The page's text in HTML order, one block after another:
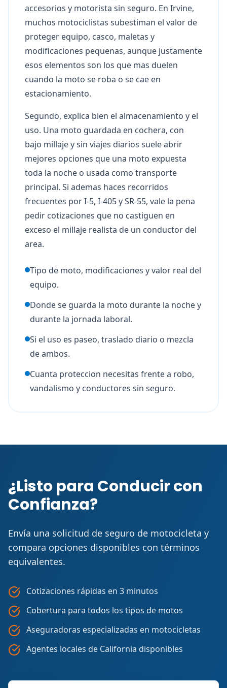
accesorios y motorista sin seguro. En Irvine,
muchos motociclistas subestiman el valor de
proteger equipo, casco, maletas y
modificaciones pequenas, aunque justamente
esos elementos son los que mas duelen
cuando la moto se roba o se cae en
estacionamiento.
Segundo, explica bien el almacenamiento y el
uso. Una moto guardada en cochera, con
bajo millaje y sin viajes diarios suele abrir
mejores opciones que una moto expuesta
toda la noche o usada como transporte
principal. Si ademas haces recorridos
frecuentes por I-5, I-405 y SR-55, vale la pena
pedir cotizaciones que no castiguen en
exceso el millaje realista de un conductor del
area.
Tipo de moto, modificaciones y valor real del
equipo.
Donde se guarda la moto durante la noche y
durante la jornada laboral.
Si el uso es paseo, traslado diario o mezcla
de ambos.
Cuanta proteccion necesitas frente a robo,
vandalismo y conductores sin seguro.
¿Listo para Conducir con
Confianza?
Envía una solicitud de seguro de motocicleta y
compara opciones disponibles con términos
equivalentes.
Cotizaciones rápidas en 3 minutos
Cobertura para todos los tipos de motos
Aseguradoras especializadas en motocicletas
Agentes locales de California disponibles